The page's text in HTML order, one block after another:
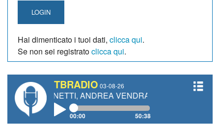
LOGIN
Hai dimenticato i tuoi dati, clicca qui.
Se non sei registratoclicca qui.
TBRADIO 03-08-26
ANDREA VENDRAME, FILIPPO FIORELLI
00:00 50:38